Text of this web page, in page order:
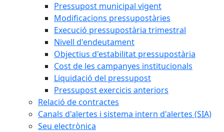
Pressupost municipal vigent
Modificacions pressupostàries
Execució pressupostària trimestral
Nivell d'endeutament
Objectius d'estabilitat pressupostària
Cost de les campanyes institucionals
Liquidació del pressupost
Pressupost exercicis anteriors
Relació de contractes
Canals d'alertes i sistema intern d'alertes (SIA)
Seu electrònica